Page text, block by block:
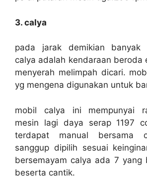
3. calya
pada jarak demikian banyak
calya adalah kendaraan beroda
menyerah melimpah dicari.
yg mengena digunakan untuk
mobil calya ini mempunyai
mesin lagi daya serap 1197
terdapat manual bersama
sanggup dipilih sesuai
bersemayam calya ada 7 yang
beserta cantik.